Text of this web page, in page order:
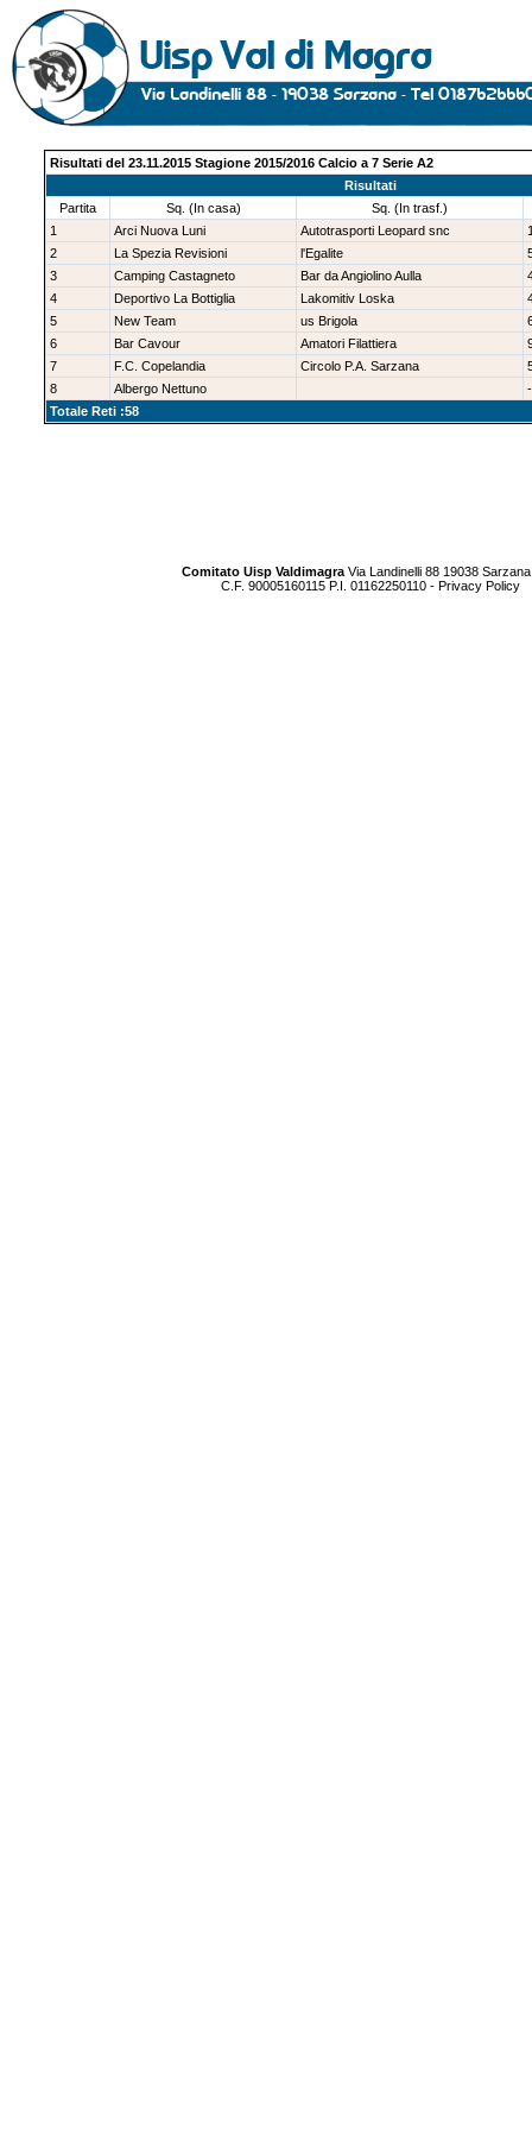
Risultati del 23.11.2015 Stagione 2015/2016 Calcio a 7 Serie A2
Risultati
Partita
Sq. (In casa)
Sq. (In trasf.)
1
Arci Nuova Luni Autotrasporti Leopard snc
2
La Spezia Revisioni l'Egalite
3
Camping Castagneto Bar da Angiolino Aulla
4
Deportivo La Bottiglia Lakomitiv Loska
5
New Team us Brigola
6
Bar Cavour Amatori Filattiera
7
F.C. Copelandia Circolo P.A. Sarzana
8
Albergo Nettuno
-
Totale Reti :58
Comitato Uisp Valdimagra Via Landinelli 88 19038
C.F. 90005160115 P.I. 01162250110 - Privacy Policy